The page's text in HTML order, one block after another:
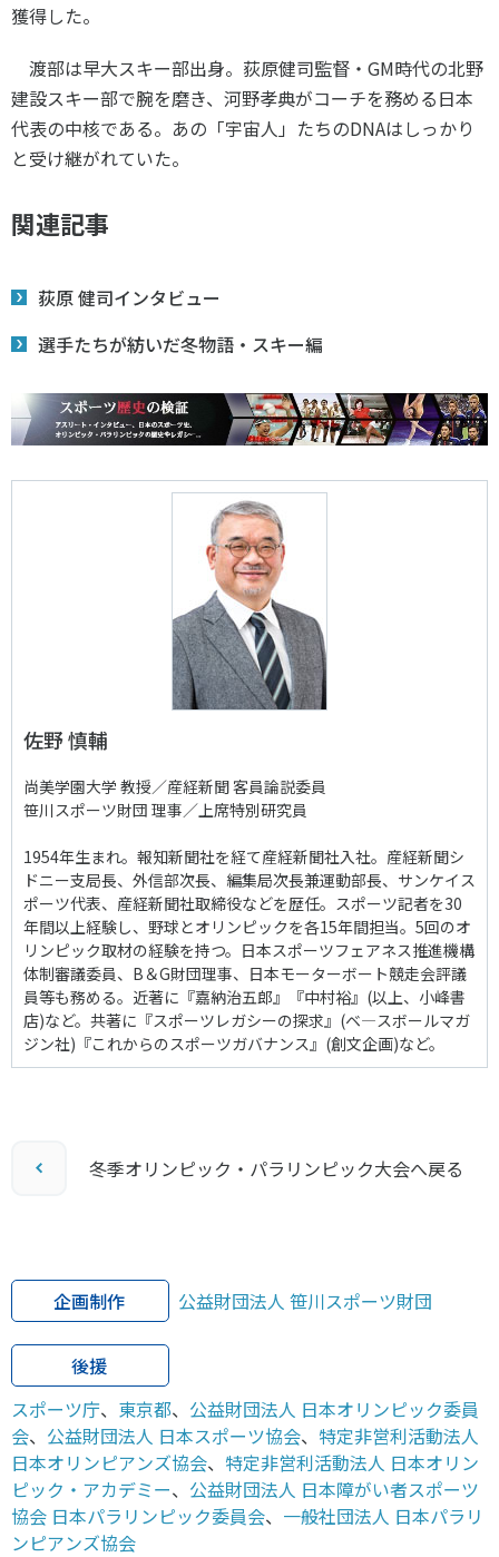
獲得した。
渡部は早大スキー部出身。荻原健司監督・ GM時代の北野
建設スキー部で腕を磨き、河野孝典がコーチを務める日本
代表の中核である。あの「宇宙人」たちのDNAはしっかり
と受け継がれていた。
関連記事
荻原 健司インタビュー
選手たちが紡いだ冬物語・スキー編
佐野 慎輔
尚美学園大学 教授／産経新聞 客員論説委員
笹川スポーツ財団 理事／上席特別研究員
1954年生まれ。報知新聞社を経て産経新聞社入社。産経新聞シ
ドニー支局長、外信部次長、編集局次長兼運動部長、サンケイス
ポーツ代表、産経新聞社取締役などを歴任。スポーツ記者を30
年間以上経験し、野球とオリンピックを各15年間担当。5回のオ
リンピック取材の経験を持つ。日本スポーツフェアネス推進機構
体制審議委員、B＆G財団理事、日本モーターボート競走会評議
員等も務める。近著に『嘉納治五郎』『中村裕』(以上、小峰書
店)など。共著に『スポーツレガシーの探求』(ベ―スボールマガ
ジン社)『これからのスポーツガバナンス』(創文企画)など。
冬季オリンピック・パラリンピック大会へ戻る
企画制作 公益財団法人 笹川スポーツ財団
後援
スポーツ庁、 東京都、 公益財団法人 日本オリンピック委員
会、 公益財団法人 日本スポーツ協会、 特定非営利活動法人
日本オリンピアンズ協会、 特定非営利活動法人 日本オリン
ピック・アカデミー、 公益財団法人 日本障がい者スポーツ
協会 日本パラリンピック委員会、 一般社団法人 日本パラリ
ンピアンズ協会